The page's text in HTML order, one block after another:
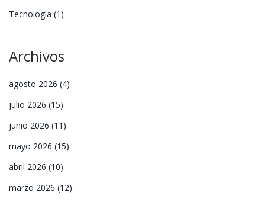
Tecnología (1)
Archivos
agosto 2026 (4)
julio 2026 (15)
junio 2026 (11)
mayo 2026 (15)
abril 2026 (10)
marzo 2026 (12)